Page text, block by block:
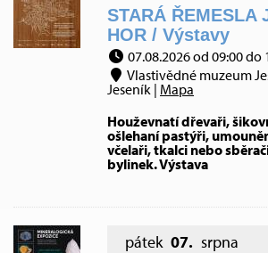
STARÁ ŘEMESLA
HOR / Výstavy
07.08.2026 od 09:00 do
Vlastivědné muzeum
Jeseník | Mapa
Houževnatí dřevaři,
ošlehaní pastýři,
včelaři, tkalci nebo
bylinek. Výstava
pátek 07. srpna